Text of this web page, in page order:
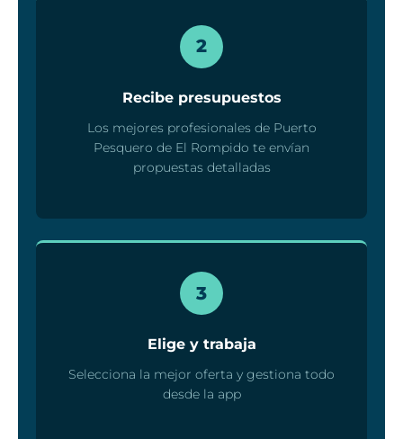
2
Recibe presupuestos
Los mejores profesionales de Puerto
Pesquero de El Rompido te envían
propuestas detalladas
3
Elige y trabaja
Selecciona la mejor oferta y gestiona todo
desde la app